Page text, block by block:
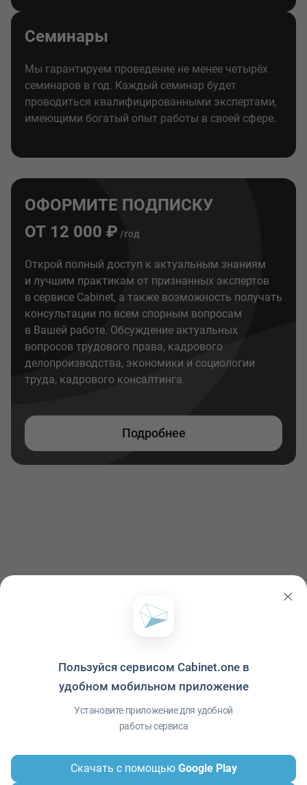
Семинары
Мы гарантируем проведение не менее четырёх
семинаров в год. Каждый семинар будет
проводиться квалифицированными экспертами,
имеющими богатый опыт работы в своей сфере.
ОФОРМИТЕ ПОДПИСКУ
ОТ 12 000 ₽ /год
Открой полный доступ к актуальным знаниям
и лучшим практикам от признанных экспертов
в сервисе Cabinet, а также возможность получать
консультации по всем спорным вопросам
в Вашей работе. Обсуждение актуальных
вопросов трудового права, кадрового
делопроизводства, экономики и социологии
труда, кадрового консалтинга.
Подробнее
Политика конфиденциальности Условия использования
Приложение© ООО "Межрегиональный Информационный центр"
Пользуйся сервисом Cabinet.one в
удобном мобильном приложение
Установите приложение для удобной
работы сервиса
Скачать с помощью Google Play